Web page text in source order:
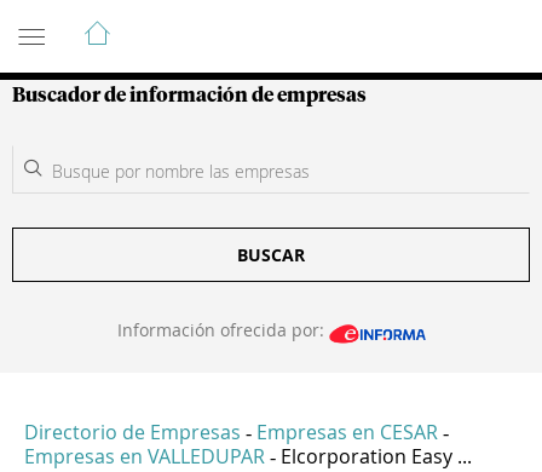
Guía de Empresas Colombianas
Buscador de información de empresas
BUSCAR
Información ofrecida por:
Directorio de Empresas - Empresas en CESAR -
Empresas en VALLEDUPAR - Elcorporation Easy ...